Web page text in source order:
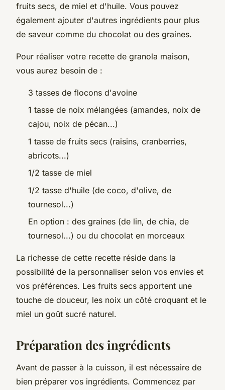
fruits secs, de miel et d'huile. Vous pouvez
également ajouter d'autres ingrédients pour plus
de saveur comme du chocolat ou des graines.
Pour réaliser votre recette de granola maison,
vous aurez besoin de :
3 tasses de flocons d'avoine
1 tasse de noix mélangées (amandes, noix de
cajou, noix de pécan...)
1 tasse de fruits secs (raisins, cranberries,
abricots...)
1/2 tasse de miel
1/2 tasse d'huile (de coco, d'olive, de
tournesol...)
En option : des graines (de lin, de chia, de
tournesol...) ou du chocolat en morceaux
La richesse de cette recette réside dans la
possibilité de la personnaliser selon vos envies et
vos préférences. Les fruits secs apportent une
touche de douceur, les noix un côté croquant et le
miel un goût sucré naturel.
Préparation des ingrédients
Avant de passer à la cuisson, il est nécessaire de
bien préparer vos ingrédients. Commencez par